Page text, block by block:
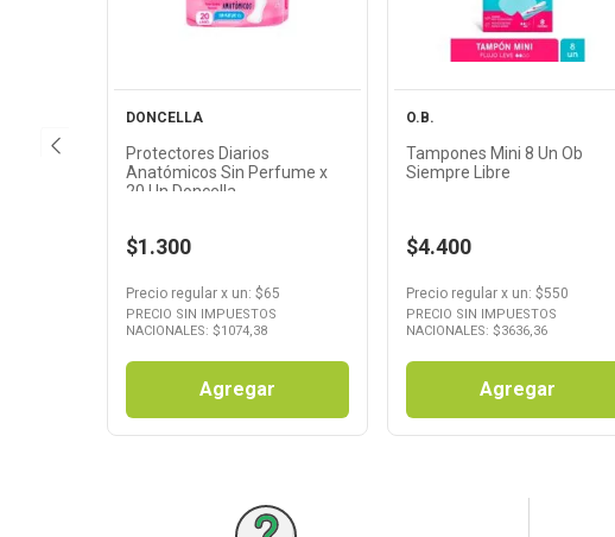
DONCELLA
Protectores Diarios
Anatómicos Sin Perfume x
20 Un Doncella
$1.300
Precio regular x un: $65
PRECIO SIN IMPUESTOS
NACIONALES: $1074,38
Agregar
O.B.
Tampones Mini 8 Un Ob
Siempre Libre
$4.400
Precio regular x un: $550
PRECIO SIN IMPUESTOS
NACIONALES: $3636,36
Agregar